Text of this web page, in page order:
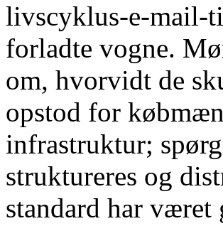
livscyklus-e-mail-
forladte vogne.
om, hvorvidt de
opstod for
infrastruktur;
struktureres og
standard har været